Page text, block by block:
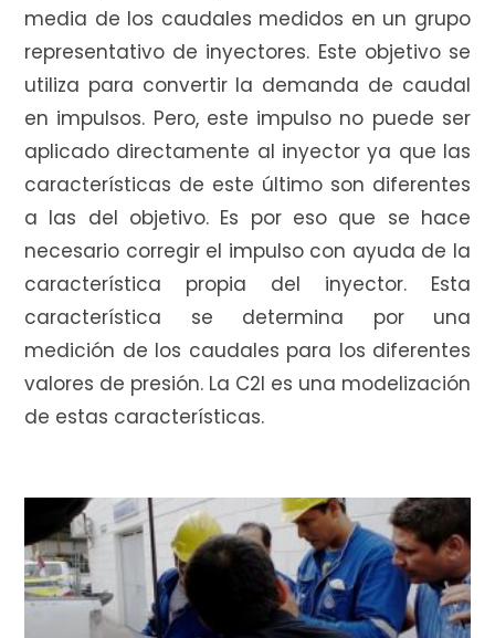
media de los caudales medidos en un grupo
representativo de inyectores. Este objetivo se
utiliza para convertir la demanda de caudal
en impulsos. Pero, este impulso no puede ser
aplicado directamente al inyector ya que las
características de este último son diferentes
a las del objetivo. Es por eso que se hace
necesario corregir el impulso con ayuda de la
característica propia del inyector. Esta
característica se determina por una
medición de los caudales para los diferentes
valores de presión. La C2I es una modelización
de estas características.